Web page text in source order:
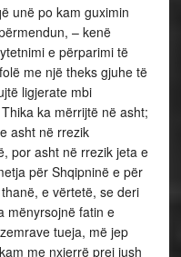
po kam guximin
– kenë
e përparimi të
me një theks gjuhe të
ligjerate mbi
Thika ka mërrijtë në asht;
asht në rrezik
por asht në rrezik jeta e
për Shqipninë e për
e vërtetë, se deri
mënyrsojnë fatin e
tueja, më jep
me nxjerrë prej jush